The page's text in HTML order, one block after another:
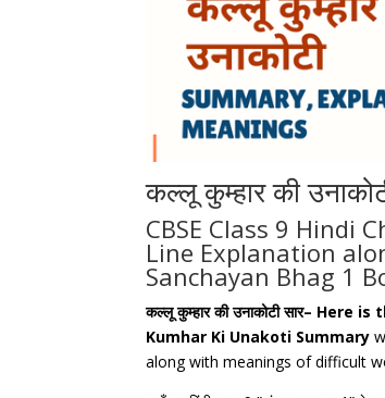
कल्लू कुम्हार की
CBSE Class 9 Hindi
Line Explanation
Sanchayan Bhag 1
कल्लू कुम्हार की उनाकोटी सार– Here is
Kumhar Ki Unakoti Summary
along with meanings of difficult